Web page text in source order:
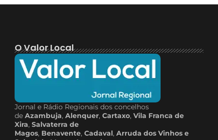
O Valor Local
Jornal e Rádio Regionais dos concelhos
de Azambuja, Alenquer, Cartaxo, Vila Franca de
Xira, Salvaterra de
Magos, Benavente, Cadaval, Arruda dos Vinhos e